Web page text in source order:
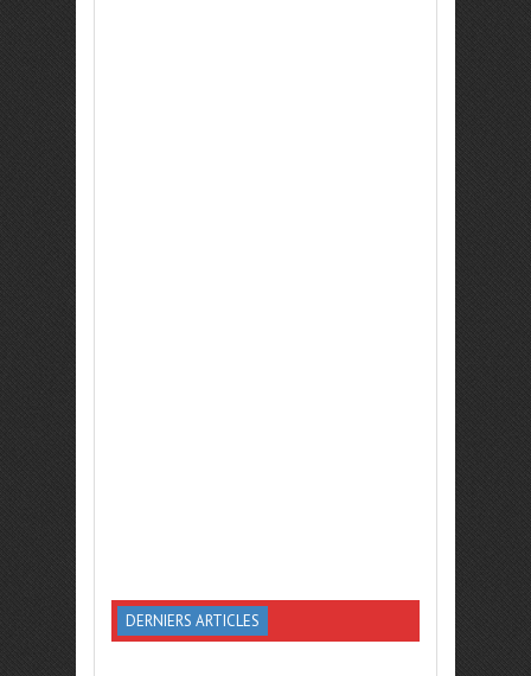
DERNIERS ARTICLES